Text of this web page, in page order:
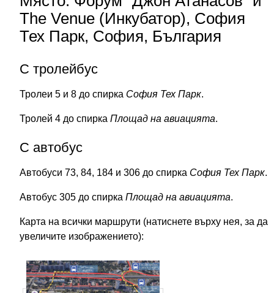
The Venue (Инкубатор), София
Тех Парк, София, България
С тролейбус
Тролеи 5 и 8 до спирка София Тех Парк.
Тролей 4 до спирка Площад на авиацията.
С автобус
Автобуси 73, 84, 184 и 306 до спирка София Тех Парк.
Автобус 305 до спирка Площад на авиацията.
Карта на всички маршрути (натиснете върху нея, за да
увеличите изображението):